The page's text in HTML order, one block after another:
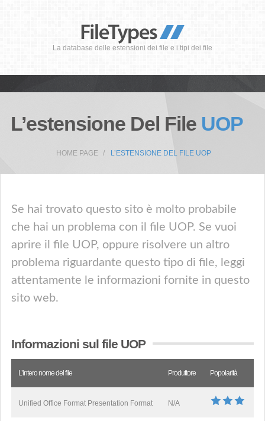
La database delle estensioni dei file e i tipi dei file
L’estensione Del File UOP
HOME PAGE L’ESTENSIONE DEL FILE UOP
Se hai trovato questo sito è molto probabile
che hai un problema con il file UOP. Se vuoi
aprire il file UOP, oppure risolvere un altro
problema riguardante questo tipo di file, leggi
attentamente le informazioni fornite in questo
sito web.
Informazioni sul file UOP
L’intero nome del file Produttore Popolarità
Unified Office Format Presentation Format N/A